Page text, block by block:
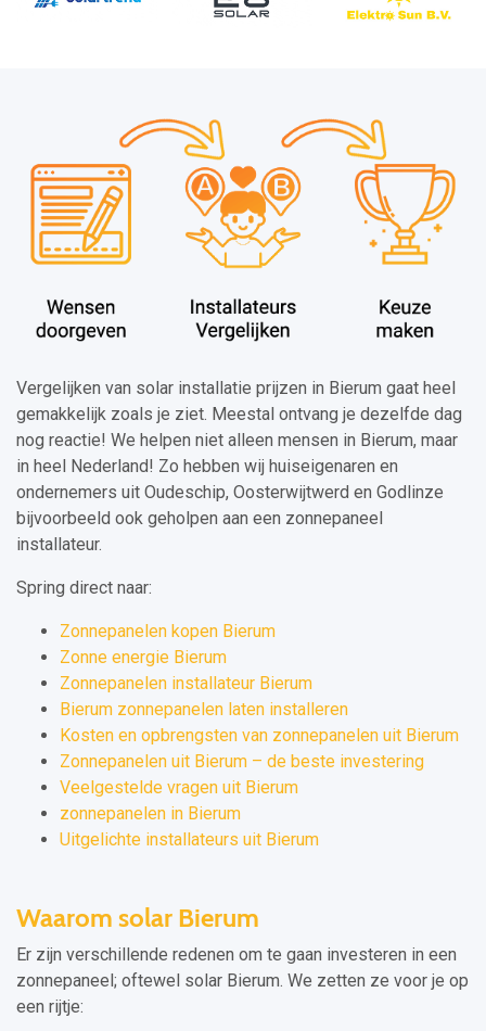
Vergelijken van solar installatie prijzen in Bierum gaat heel
gemakkelijk zoals je ziet. Meestal ontvang je dezelfde dag
nog reactie! We helpen niet alleen mensen in Bierum, maar
in heel Nederland! Zo hebben wij huiseigenaren en
ondernemers uit Oudeschip, Oosterwijtwerd en Godlinze
bijvoorbeeld ook geholpen aan een zonnepaneel
installateur.
Spring direct naar:
Zonnepanelen kopen Bierum
Zonne energie Bierum
Zonnepanelen installateur Bierum
Bierum zonnepanelen laten installeren
Kosten en opbrengsten van zonnepanelen uit Bierum
Zonnepanelen uit Bierum – de beste investering
Veelgestelde vragen uit Bierum
zonnepanelen in Bierum
Uitgelichte installateurs uit Bierum
Waarom solar Bierum
Er zijn verschillende redenen om te gaan investeren in een
zonnepaneel; oftewel solar Bierum. We zetten ze voor je op
een rijtje: